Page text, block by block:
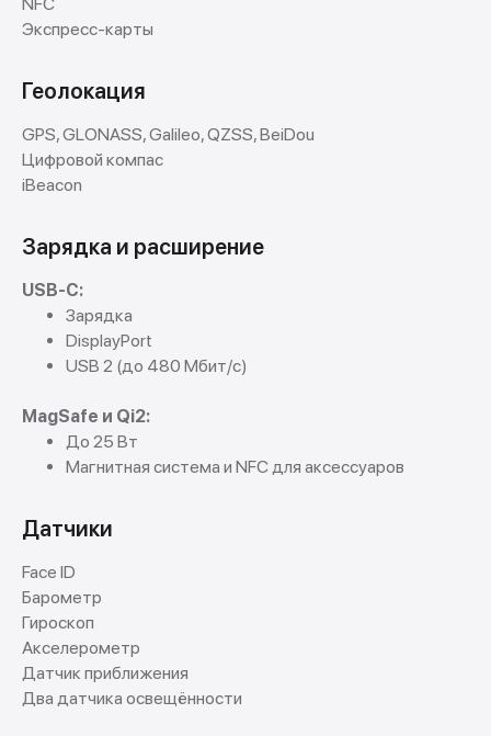
Экспресс-карты
Геолокация
GPS, GLONASS, Galileo, QZSS, BeiDou
Цифровой компас
iBeacon
Зарядка и расширение
USB-C:
Зарядка
DisplayPort
USB 2 (до 480 Мбит/с)
MagSafe и Qi2:
До 25 Вт
Магнитная система и NFC для аксессуаров
Датчики
Face ID
Барометр
Гироскоп
Акселерометр
Датчик приближения
Два датчика освещённости